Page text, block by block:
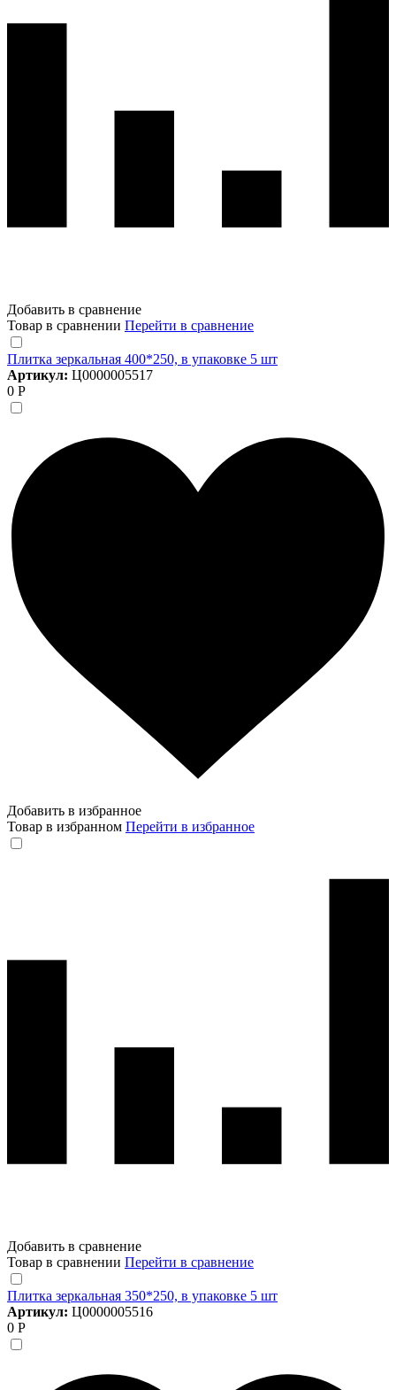
Добавить в сравнение
Товар в сравнении Перейти в сравнение
Плитка зеркальная 400*250, в упаковке 5 шт
Артикул: Ц0000005517
0 Р
Добавить в избранное
Товар в избранном Перейти в избранное
Добавить в сравнение
Товар в сравнении Перейти в сравнение
Плитка зеркальная 350*250, в упаковке 5 шт
Артикул: Ц0000005516
0 Р